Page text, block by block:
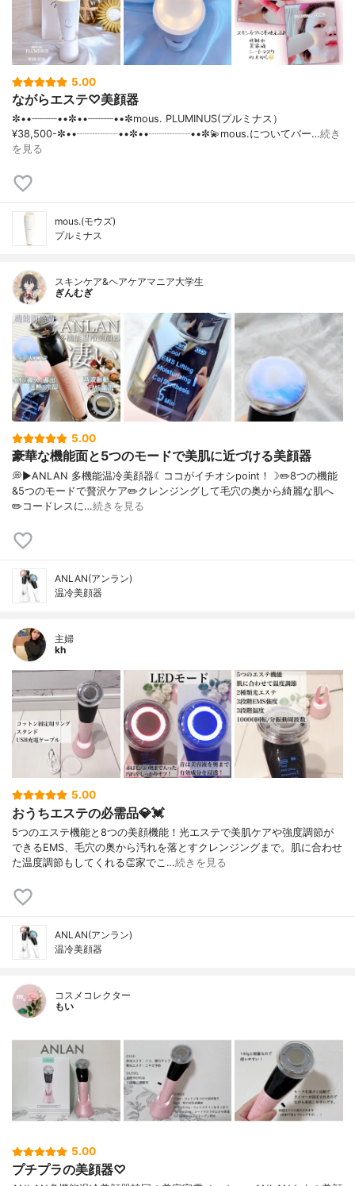
5.00
ながらエステ♡美顔器
✼••┈┈┈┈••✼••┈┈┈┈••✼mous. PLUMINUS(プルミナス）
¥38,500- ✼••┈┈┈┈••✼••┈┈┈┈••✼💫mous.についてバー…続き
を見る
mous.(モウズ)
プルミナス
スキンケア&ヘアケアマニア大学生
ぎんむぎ
5.00
豪華な機能面と5つのモードで美肌に近づける美顔器
💭▶️ANLAN 多機能温冷美顔器☾ココがイチオシpoint！☽✏️8つの機能
&5つのモードで贅沢ケア✏️クレンジングして毛穴の奥から綺麗な肌へ
✏️コードレスに…続きを見る
ANLAN(アンラン)
温冷美顔器
主婦
kh
5.00
おうちエステの必需品💎💓
5つのエステ機能と8つの美顔機能！光エステで美肌ケアや強度調節が
できるEMS、毛穴の奥から汚れを落とすクレンジングまで。肌に合わせ
た温度調節もしてくれる👏家でこ…続きを見る
ANLAN(アンラン)
温冷美顔器
コスメコレクター
もい
5.00
プチプラの美顔器♡